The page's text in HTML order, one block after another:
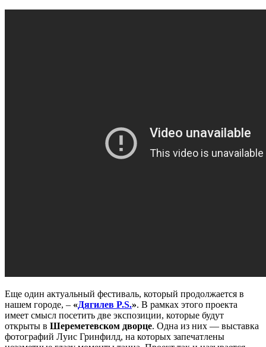
Еще один актуальный фестиваль, который продолжается в
нашем городе, – «Дягилев P.S.». В рамках этого проекта
имеет смысл посетить две экспозиции, которые будут
открыты в Шереметевском дворце. Одна из них — выставка
фотографий Луис Гринфилд, на которых запечатлены